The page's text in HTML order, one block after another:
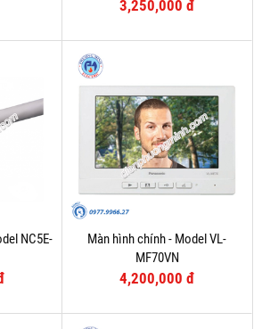
3,250,000 đ
NC5E-
Màn hình chính - Model VL-
MF70VN
4,200,000 đ